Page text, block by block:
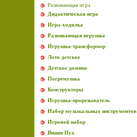
Развивающая игра
Дидактическая игра
Игра-ходилка
Развивающая игрушка
Игрушка-трансформер
Лото детское
Детское домино
Погремушка
Конструкторы
Игрушка-прорезыватель
Набор музыкальных инструментов
Игровой набор
Винни Пух